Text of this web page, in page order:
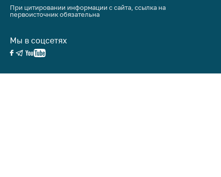
При цитировании информации с сайта, ссылка на
первоисточник обязательна
Мы в соцсетях